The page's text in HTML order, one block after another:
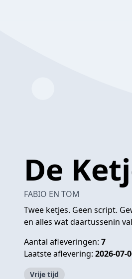
De
FABIO EN TOM
Twee ketjes. Geen script.
en alles wat daartussenin
Aantal afleveringen: 7
Laatste aflevering: 2026-07-
Vrije tijd